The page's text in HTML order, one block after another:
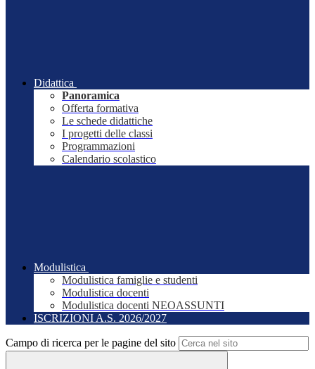
Didattica
Panoramica
Offerta formativa
Le schede didattiche
I progetti delle classi
Programmazioni
Calendario scolastico
Modulistica
Modulistica famiglie e studenti
Modulistica docenti
Modulistica docenti NEOASSUNTI
ISCRIZIONI A.S. 2026/2027
Campo di ricerca per le pagine del sito